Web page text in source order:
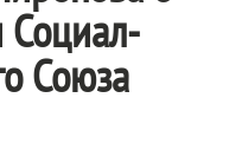
Социал-
Союза